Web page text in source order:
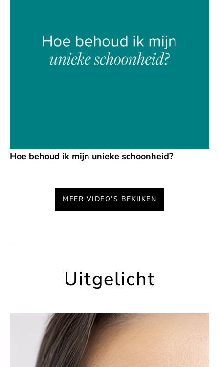
Hoe behoud ik mijn unieke schoonheid?
MEER VIDEO’S BEKIJKEN
Uitgelicht